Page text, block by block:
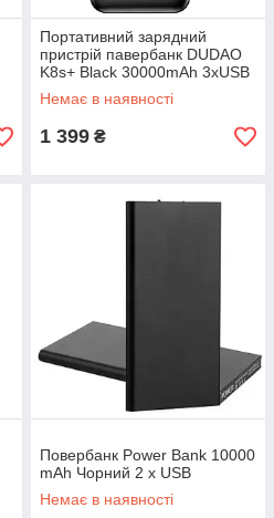
Портативний зарядний
пристрій павербанк DUDAO
K8s+ Black 30000mAh 3хUSB
+ Led Lamp Power Bank
Немає в наявності
1 399 ₴
Повербанк Power Bank 10000
mAh Чорний 2 x USB
Немає в наявності